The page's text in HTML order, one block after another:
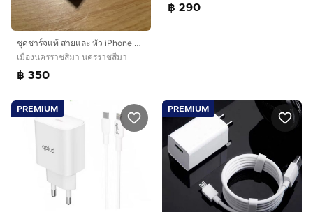
ชุดชาร์จแท้ สายและ หัว iPhone แบบชาร์จไว เต็มไว สภาพสวยใช้งานได้ปกติ
เมืองนครราชสีมา นครราชสีมา
฿ 350
฿ 290
PREMIUM PREMIUM